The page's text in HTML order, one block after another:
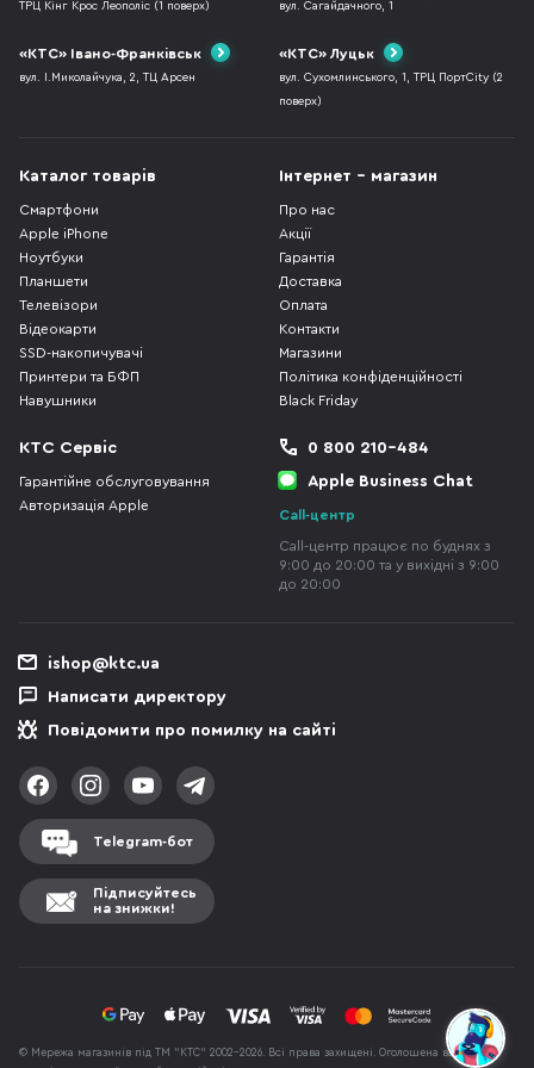
ТРЦ Кінг Крос Леополіс (1 поверх) вул. Сагайдачного, 1
«КТС» Івано-Франківськ
вул. І.Миколайчука, 2, ТЦ Арсен
«КТС» Луцьк
вул. Сухомлинського, 1, ТРЦ ПортCity (2
поверх)
Каталог товарів
Смартфони
Apple iPhone
Ноутбуки
Планшети
Телевізори
Відеокарти
SSD-накопичувачі
Принтери та БФП
Навушники
Інтернет - магазин
Про нас
Акції
Гарантія
Доставка
Оплата
Контакти
Магазини
Політика конфіденційності
Black Friday
КТС Сервіс
Гарантійне обслуговування
Авторизація Apple
0 800 210-484
Apple Business Chat
Call-центр
Call-центр працює по буднях з
9:00 до 20:00 та у вихідні з 9:00
до 20:00
ishop@ktc.ua
Написати директору
Повідомити про помилку на сайті
Telegram-бот
Підписуйтесь
на знижки!
© Мережа магазинів під ТМ "КТС" 2002-2026. Всі права захищені. Оголошена вартість